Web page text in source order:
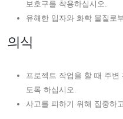
보호구를 착용하십시오.
유해한 입자와 화학 물질로
의식
프로젝트 작업을 할 때 주
도록 하십시오.
사고를 피하기 위해 집중하